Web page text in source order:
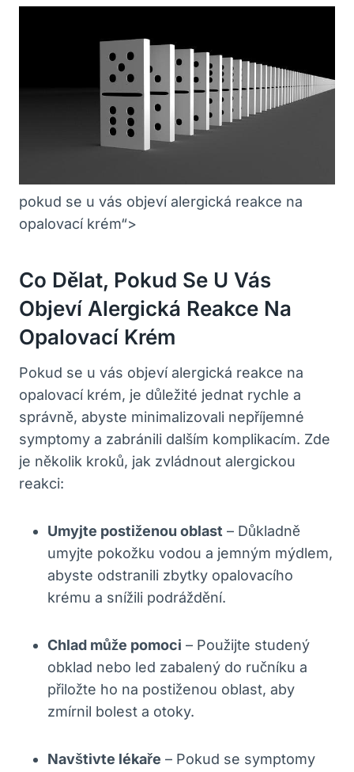
pokud se u vás objeví alergická reakce na
opalovací krém“>
Co Dělat, Pokud Se U Vás
⁣objeví​ Alergická ⁢reakce Na⁤
Opalovací Krém
Pokud se u vás objeví​ alergická ⁢reakce na
opalovací krém, je důležité jednat rychle a
správně, abyste minimalizovali nepříjemné
‌symptomy a zabránili ⁢dalším komplikacím. Zde
je‍ několik kroků, ⁢jak zvládnout ⁣alergickou‍
reakci:
Umyjte postiženou oblast – Důkladně
umyjte pokožku vodou a jemným mýdlem,
abyste⁢ odstranili ⁤zbytky opalovacího
‌krému a snížili podráždění.
Chlad může pomoci – Použijte studený
obklad nebo led zabalený do⁣ ručníku a
přiložte ho ‍na⁤ postiženou oblast, aby
zmírnil ‍bolest ⁤a otoky.
Navštivte lékaře – Pokud se ‍symptomy